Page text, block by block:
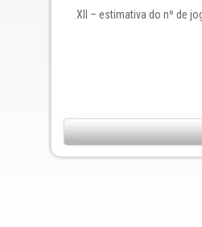
XII – estimativa do nº de